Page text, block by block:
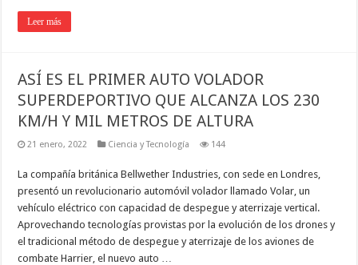
Leer más
ASÍ ES EL PRIMER AUTO VOLADOR
SUPERDEPORTIVO QUE ALCANZA LOS 230
KM/H Y MIL METROS DE ALTURA
21 enero, 2022 Ciencia y Tecnología 144
La compañía británica Bellwether Industries, con sede en Londres,
presentó un revolucionario automóvil volador llamado Volar, un
vehículo eléctrico con capacidad de despegue y aterrizaje vertical.
Aprovechando tecnologías provistas por la evolución de los drones y
el tradicional método de despegue y aterrizaje de los aviones de
combate Harrier, el nuevo auto …